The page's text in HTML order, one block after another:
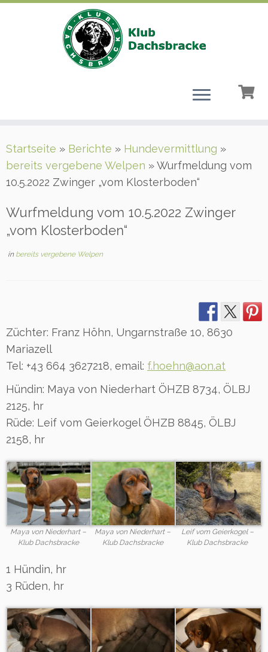
Inhalt
springen
Startseite » Berichte » Hundevermittlung »
bereits vergebene Welpen »Wurfmeldung vom
10.5.2022 Zwinger „vom Klosterboden“
Wurfmeldung vom 10.5.2022 Zwinger
„vom Klosterboden“
in bereits vergebene Welpen
Züchter: Franz Höhn, Ungarnstraße 10, 8630
Mariazell
Tel: +43 664 3627218, email: f.hoehn@aon.at
Hündin: Maya von Niederhart ÖHZB 8734, ÖLBJ
2125, hr
Rüde: Leif vom Geierkogel ÖHZB 8845, ÖLBJ
2158, hr
Maya von Niederhart –
Klub Dachsbracke
Maya von Niederhart –
Klub Dachsbracke
Leif vom Geierkogel –
Klub Dachsbracke
1 Hündin, hr
3 Rüden, hr